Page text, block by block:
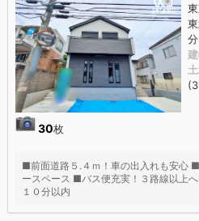
30枚
分
■前面道路５.４ｍ！車の出入れも安心
ースペース ■バス便充実！３路線以上
１０分以内